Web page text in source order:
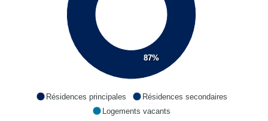
87%
Résidences principales
Résidences secondaires
Logements vacants